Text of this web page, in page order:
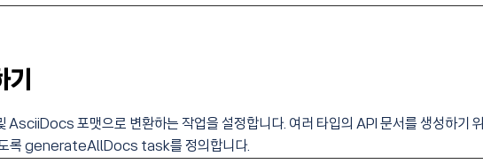
기
포맷으로 변환하는 작업을 설정합니다. 여러 타입의 API 문서를 생성하기 위
도록 generateAllDocs task를 정의합니다.